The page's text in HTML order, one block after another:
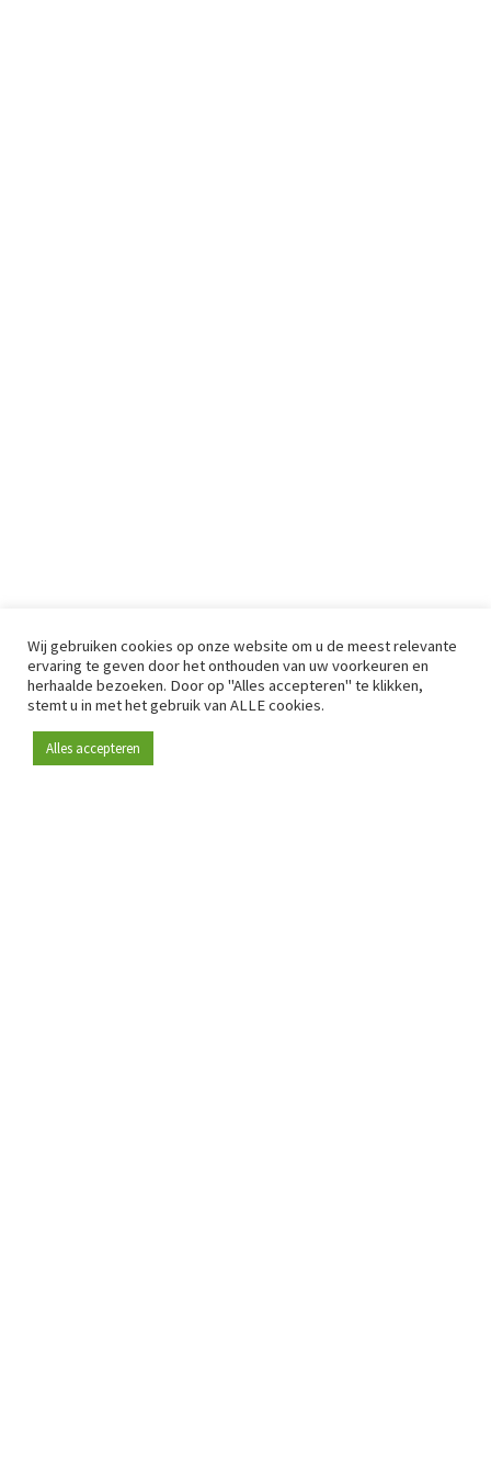
Wij gebruiken cookies op onze website om u de meest relevante
ervaring te geven door het onthouden van uw voorkeuren en
herhaalde bezoeken. Door op "Alles accepteren" te klikken,
stemt u in met het gebruik van ALLE cookies.
Alles accepteren